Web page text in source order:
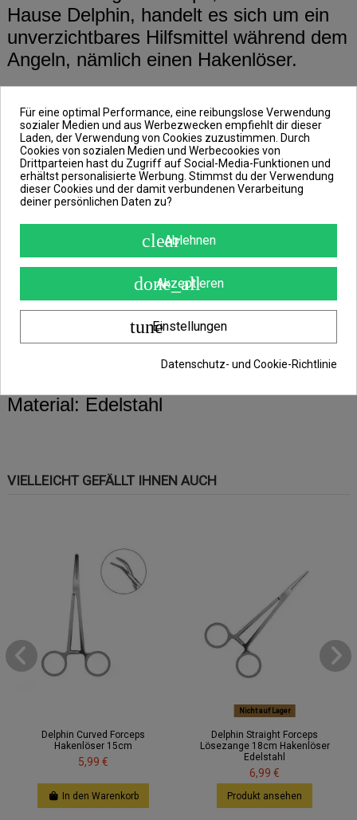
Hause Delphin, handelt es sich um ein
unverzichtbares Hilfsmittel während dem
Angeln, nämlich einen Hakenlöser.
Mittels des Hakenlösers kannst du den
Haken äußerst vorsichtig aus dem Maul
des gehakten Fisches Herausziehen.
In diesem Fall handelt es sich um eine
Qualitätszange aus hochwertigem
Edelstahl mit geradem Greifer. Sie ist
mit breiteren Fingerösen für mehr
Komfort ausgestattet.
Features:
Material: Edelstahl
VIELLEICHT GEFÄLLT IHNEN AUCH
Delphin Curved Forceps
Hakenlöser 15cm
5,99 €
In den Warenkorb
Nicht auf Lager
Delphin Straight Forceps
Lösezange 18cm Hakenlöser
Edelstahl
6,99 €
Produkt ansehen
Für eine optimal Performance, eine reibungslose Verwendung
sozialer Medien und aus Werbezwecken empfiehlt dir dieser
Laden, der Verwendung von Cookies zuzustimmen. Durch
Cookies von sozialen Medien und Werbecookies von
Drittparteien hast du Zugriff auf Social-Media-Funktionen und
erhältst personalisierte Werbung. Stimmst du der Verwendung
dieser Cookies und der damit verbundenen Verarbeitung
deiner persönlichen Daten zu?
clearAblehnen
done_all
Akzeptieren
tuneEinstellungen
Datenschutz- und Cookie-Richtlinie